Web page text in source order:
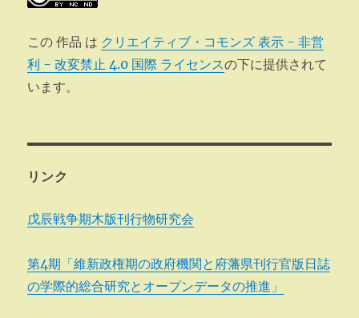
この 作品 は クリエイティブ・コモンズ 表示 - 非営
利 - 改変禁止 4.0 国際 ライセンスの下に提供されて
います。
リンク
戊辰戦争期木版刊行物研究会
第4期「維新政権期の政府機関と府藩県刊行官版日誌
の学際的総合研究とオープンデータの推進」